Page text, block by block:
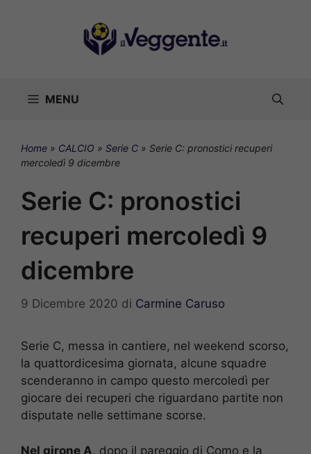
MENU
Home » CALCIO » Serie C » Serie C: pronostici recuperi
mercoledì 9 dicembre
Serie C: pronostici
recuperi mercoledì 9
dicembre
9 Dicembre 2020 di Carmine Caruso
Serie C, messa in cantiere, nel weekend scorso,
la quattordicesima giornata, alcune squadre
scenderanno in campo questo mercoledì per
giocare dei recuperi che riguardano partite non
disputate nelle settimane scorse.
Nel girone A, dopo il pareggio di Como e la